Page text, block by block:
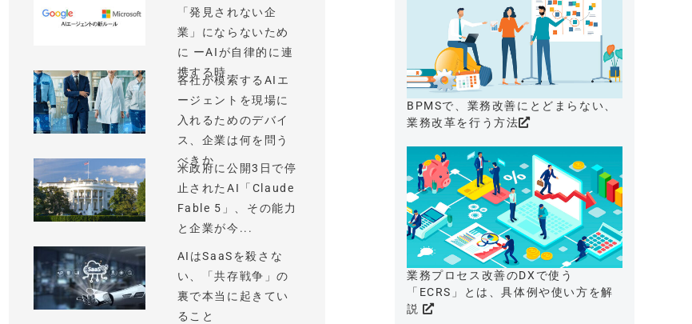
「発見されない企
業」にならないため
に ーAIが自律的に連
携する時...
各社が模索するAIエ
ージェントを現場に
入れるためのデバイ
ス、企業は何を問う
べきか
米政府に公開3日で停
止されたAI「Claude
Fable 5」、その能力
と企業が今...
AIはSaaSを殺さな
い、「共存戦争」の
裏で本当に起きてい
ること
BPMSで、業務改善にとどまらない、
業務改革を行う方法
業務プロセス改善のDXで使う
「ECRS」とは、具体例や使い方を解
説